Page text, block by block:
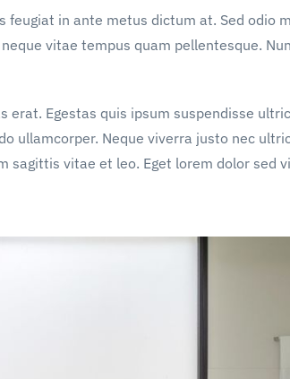
feugiat in ante metus dictum at. Sed odio
vitae tempus quam pellentesque.
Egestas quis ipsum suspendisse
ullamcorper. Neque viverra justo nec
sagittis vitae et leo. Eget lorem dolor sed